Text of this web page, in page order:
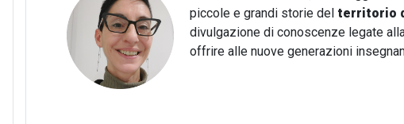
piccole e grandi storie del territorio
divulgazione di conoscenze legate
offrire alle nuove generazioni